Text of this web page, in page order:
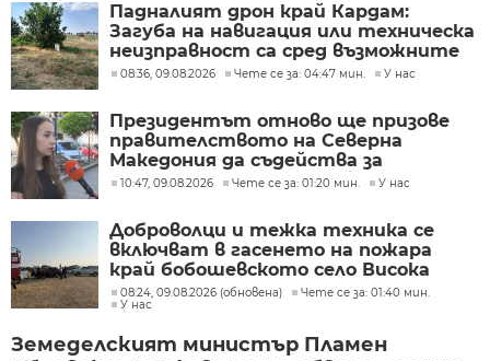
Падналият дрон край Кардам:
Загуба на навигация или техническа
неизправност са сред възможните
причини
08:36, 09.08.2026 Чете се за: 04:47 мин. У нас
Президентът отново ще призове
правителството на Северна
Македония да съдейства за
лечението на Ива Михайлова
10:47, 09.08.2026 Чете се за: 01:20 мин. У нас
Доброволци и тежка техника се
включват в гасенето на пожара
край бобошевското село Висока
могила
08:24, 09.08.2026 (обновена)
Чете се за: 01:40 мин.
У нас
Земеделският министър Пламен